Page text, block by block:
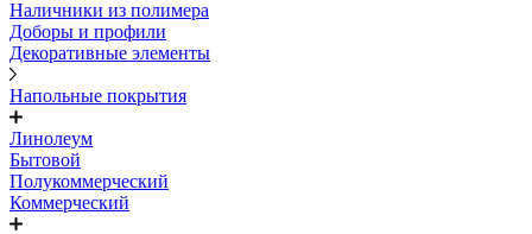
Наличники из полимера
Доборы и профили
Декоративные элементы
Напольные покрытия
Линолеум
Бытовой
Полукоммерческий
Коммерческий